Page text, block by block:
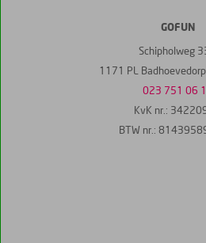
GOFUN
Schipholweg
1171 PL
023 751 06
KvK nr.:
BTW nr.: